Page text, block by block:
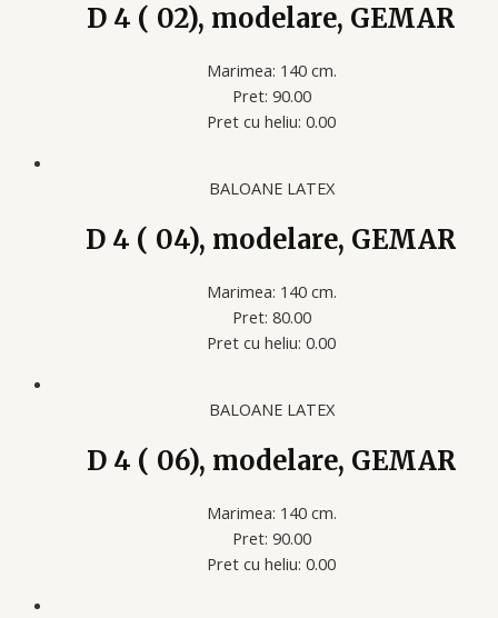
D 4 ( 02), modelare, GEMAR
Marimea: 140 cm.
Pret: 90.00
Pret cu heliu: 0.00
BALOANE LATEX
D 4 ( 04), modelare, GEMAR
Marimea: 140 cm.
Pret: 80.00
Pret cu heliu: 0.00
BALOANE LATEX
D 4 ( 06), modelare, GEMAR
Marimea: 140 cm.
Pret: 90.00
Pret cu heliu: 0.00